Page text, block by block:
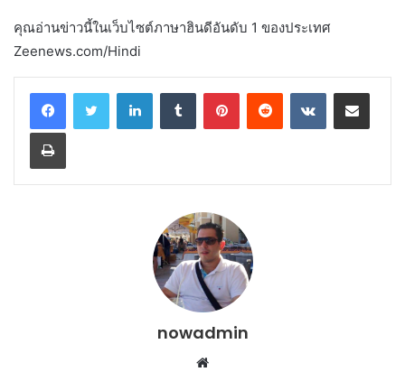
คุณอ่านข่าวนี้ในเว็บไซต์ภาษาฮินดีอันดับ 1 ของประเทศ
Zeenews.com/Hindi
LinkedInTumblr PinterestReddit VKontakteShare via Email
Print
nowadmin
Website